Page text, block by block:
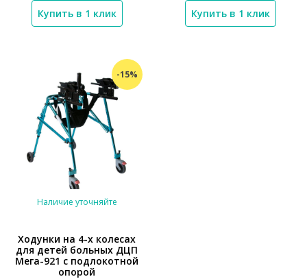
Купить в 1 клик Купить в 1 клик
-15%
*}
Наличие уточняйте
Ходунки на 4-х колесах
для детей больных ДЦП
Мега-921 с подлокотной
опорой